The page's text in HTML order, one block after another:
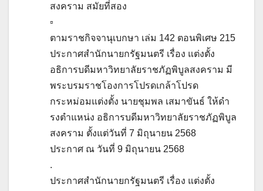
สงคราม สมัยที่สอง
▫️
ตามราชกิจจานุเบกษา เล่ม 142 ตอนพิเศษ 215
ประกาศสำนักนายกรัฐมนตรี เรื่อง แต่งตั้ง
อธิการบดีมหาวิทยาลัยราชภัฏพิบูลสงคราม มี
พระบรมราชโองการโปรดเกล้าโปรด
กระหม่อมแต่งตั้ง นายชุมพล เสมาขันธ์ ให้ดํา
รงตําแหน่ง อธิการบดีมหาวิทยาลัยราชภัฏพิบูล
สงคราม ตั้งแต่วันที่ 7 มิถุนายน 2568
ประกาศ ณ วันที่ 9 มิถุนายน 2568
.
ประกาศสำนักนายกรัฐมนตรี เรื่อง แต่งตั้ง